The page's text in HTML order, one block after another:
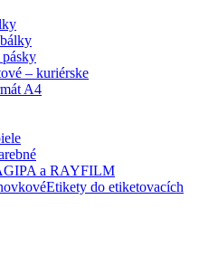
– kuriérske
A4
a RAYFILM
Etikety do etiketovacích